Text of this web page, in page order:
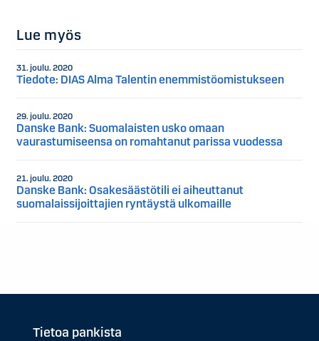
Lue myös
31. joulu. 2020
Tiedote: DIAS Alma Talentin enemmistöomistukseen
29. joulu. 2020
Danske Bank: Suomalaisten usko omaan
vaurastumiseensa on romahtanut parissa vuodessa
21. joulu. 2020
Danske Bank: Osakesäästötili ei aiheuttanut
suomalaissijoittajien ryntäystä ulkomaille
Tietoa pankista